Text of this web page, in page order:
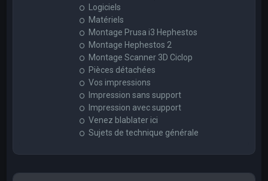
Logiciels
Matériels
Montage Prusa i3 Hephestos
Montage Hephestos 2
Montage Scanner 3D Ciclop
Pièces détachées
Vos impressions
Impression sans support
Impression avec support
Venez blablater ici
Sujets de technique générale